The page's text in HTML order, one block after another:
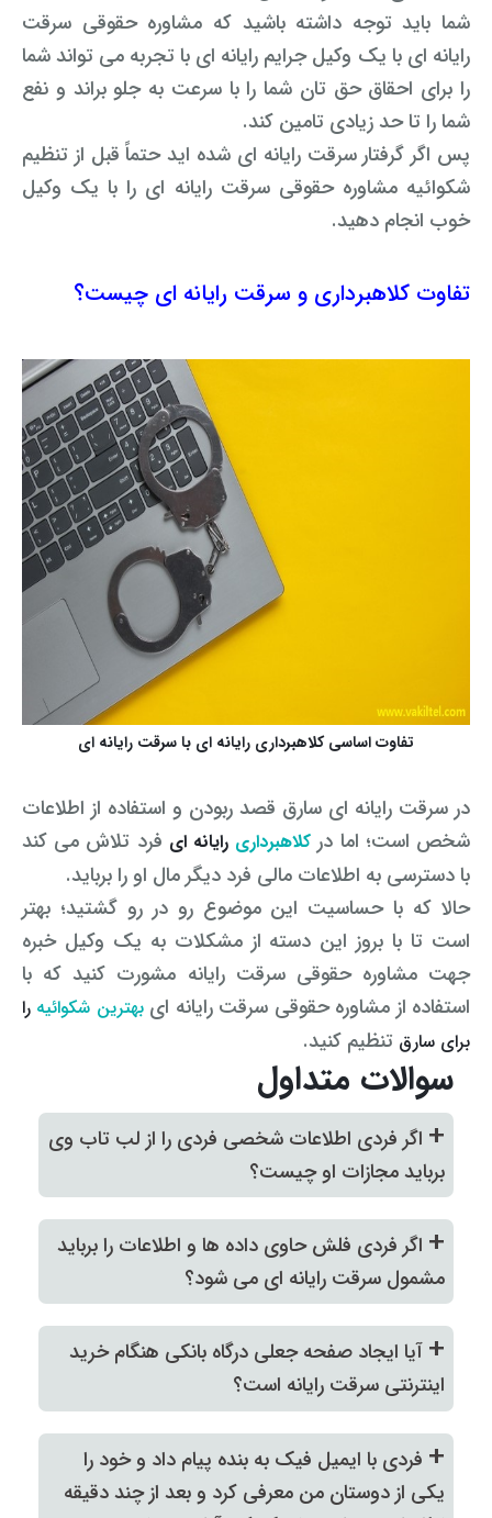
شما باید توجه داشته باشید که مشاوره حقوقی سرقت
رایانه ای با یک وکیل جرایم رایانه ای با تجربه می تواند شما
را برای احقاق حق تان شما را با سرعت به جلو براند و نفع
شما را تا حد زیادی تامین کند.
پس اگر گرفتار سرقت رایانه ای شده اید حتماً قبل از تنظیم
شکوائیه مشاوره حقوقی سرقت رایانه ای را با یک وکیل
خوب انجام دهید.
تفاوت کلاهبرداری و سرقت رایانه ای چیست؟
تفاوت اساسی کلاهبرداری رایانه ای با سرقت رایانه ای
در سرقت رایانه ای سارق قصد ربودن و استفاده از اطلاعات
شخص است؛ اما در کلاهبرداری رایانه ای فرد تلاش می کند
با دسترسی به اطلاعات مالی فرد دیگر مال او را برباید.
حالا که با حساسیت این موضوع رو در رو گشتید؛ بهتر
است تا با بروز این دسته از مشکلات به یک وکیل خبره
جهت مشاوره حقوقی سرقت رایانه مشورت کنید که با
استفاده از مشاوره حقوقی سرقت رایانه ایبهترین شکوائیه را
برای سارق تنظیم کنید.
سوالات متداول
+ اگر فردی اطلاعات شخصی فردی را از لب تاب وی
برباید مجازات او چیست؟
+ اگر فردی فلش حاوی داده ها و اطلاعات را برباید
مشمول سرقت رایانه ای می شود؟
+ آیا ایجاد صفحه جعلی درگاه بانکی هنگام خرید
اینترنتی سرقت رایانه است؟
+ فردی با ایمیل فیک به بنده پیام داد و خود را
یکی از دوستان من معرفی کرد و بعد از چند دقیقه